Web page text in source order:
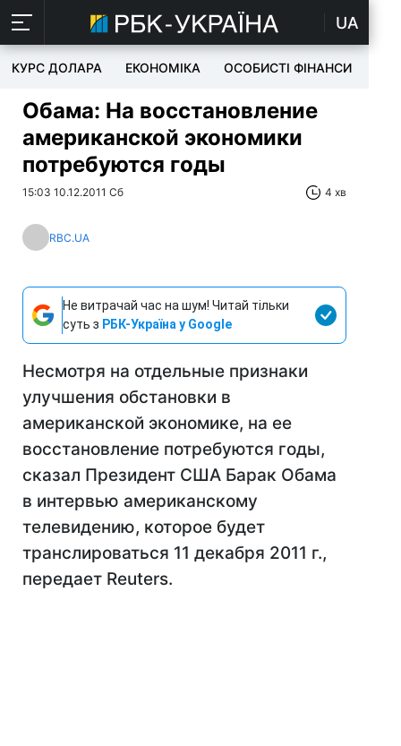
UA
КУРС ДОЛАРА ЕКОНОМІКА ОСОБИСТІ ФІНАНСИ
Обама: На восстановление
американской экономики
потребуются годы
15:03 10.12.2011 Сб 4 хв
RBC.UA
Не витрачай час на шум! Читай тільки
суть з РБК-Україна у Google
Несмотря на отдельные признаки
улучшения обстановки в
американской экономике, на ее
восстановление потребуются годы,
сказал Президент США Барак Обама
в интервью американскому
телевидению, которое будет
транслироваться 11 декабря 2011 г.,
передает Reuters.